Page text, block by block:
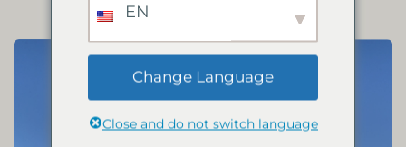
EN
Change Language
Close and do not switch language